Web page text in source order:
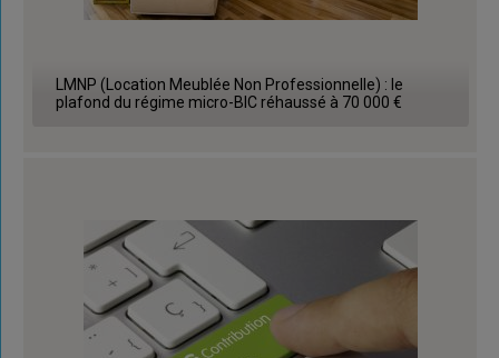
LMNP (Location Meublée Non Professionnelle) : le
plafond du régime micro-BIC réhaussé à 70 000 €